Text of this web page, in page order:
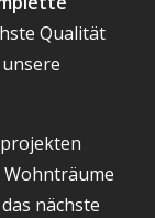
Qualität
Wohnträume
nächste